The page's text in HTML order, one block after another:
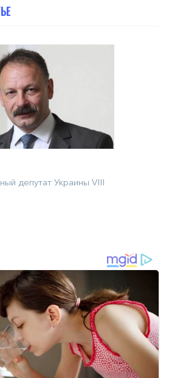
депутат Украины VIII